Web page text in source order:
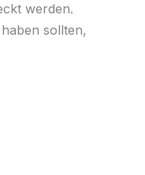
werden.
sollten,